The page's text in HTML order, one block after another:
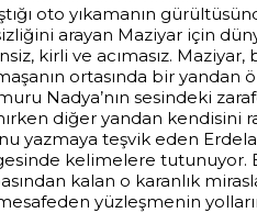
oto yıkamanın
arayan Maziyar için
kirli ve acımasız. Maziyar,
ortasında bir yandan
Nadya’nın sesindeki
diğer yandan kendisini
yazmaya teşvik eden
kelimelere tutunuyor.
kalan o karanlık
yüzleşmenin